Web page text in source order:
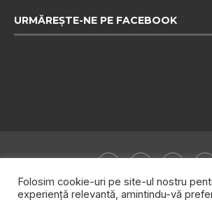
URMĂREȘTE-NE PE FACEBOOK
Folosim cookie-uri pe site-ul nostru
experiență relevantă, amintindu-vă